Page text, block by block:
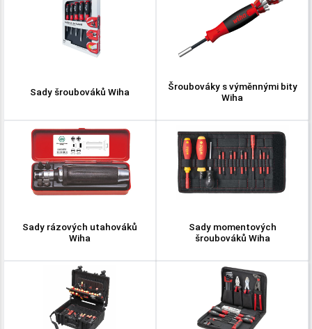
Sady šroubováků Wiha
Šroubováky s výměnnými bity
Wiha
Sady rázových utahováků
Wiha
Sady momentových
šroubováků Wiha